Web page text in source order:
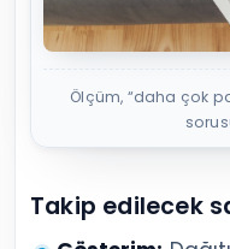
Ölçüm, “daha çok
Takip edilecek